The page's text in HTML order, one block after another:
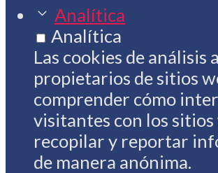
Analítica
Analítica
Las cookies de análisis
propietarios de sitios
comprender cómo
visitantes con los sitios
recopilar y reportar
de manera anónima.